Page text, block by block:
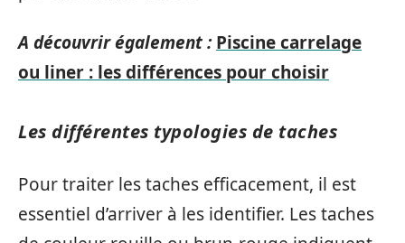
A découvrir également : Piscine carrelage
ou liner : les différences pour choisir
Les différentes typologies de taches
Pour traiter les taches efficacement, il est
essentiel d’arriver à les identifier. Les taches